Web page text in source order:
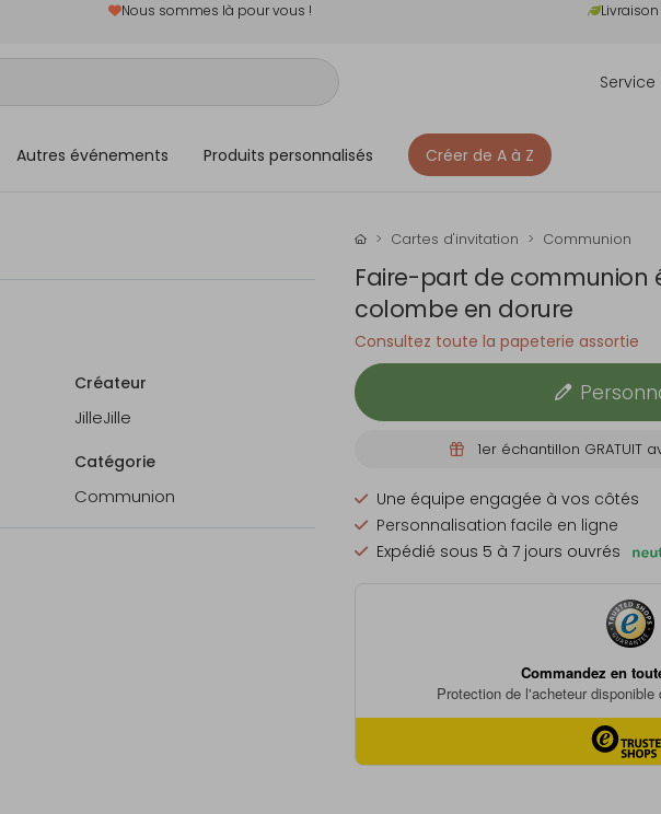
Nous sommes là pour vous !
Service
Autres événements Produits personnalisés Créer de A à Z
Créateur
JilleJille
Catégorie
Communion
Cartes d'invitation Communion
Faire-part de communion
colombe en dorure
Consultez toute la papeterie assortie
1er échantillon GRATUIT
Une équipe engagée à vos côtés
Personnalisation facile en ligne
Expédié sous 5 à 7 jours ouvrés